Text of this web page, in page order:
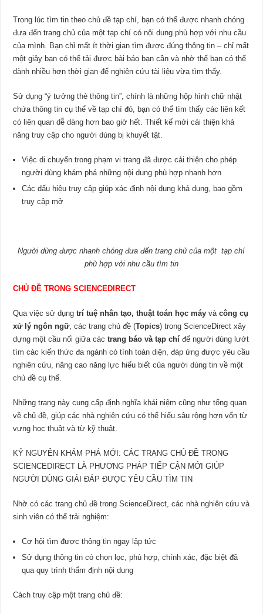
Trong lúc tìm tin theo chủ đề tạp chí, bạn có thể được nhanh chóng
đưa đến trang chủ của một tạp chí có nội dung phù hợp với nhu cầu
của mình. Bạn chỉ mất ít thời gian tìm được đúng thông tin – chỉ mất
một giây bạn có thể tải được bài báo bạn cần và nhờ thế bạn có thể
dành nhiều hơn thời gian để nghiên cứu tài liệu vừa tìm thấy.
Sử dụng “ý tưởng thẻ thông tin”, chính là những hộp hình chữ nhật
chứa thông tin cụ thể về tạp chí đó, bạn có thể tìm thấy các liên kết
có liên quan dễ dàng hơn bao giờ hết. Thiết kế mới cải thiện khả
năng truy cập cho người dùng bị khuyết tật.
Việc di chuyển trong phạm vi trang đã được cải thiện cho phép
người dùng khám phá những nội dung phù hợp nhanh hơn
Các dấu hiệu truy cập giúp xác định nội dung khả dụng, bao gồm
truy cập mở
Người dùng được nhanh chóng đưa đến trang chủ của một tạp chí
phù hợp với nhu cầu tìm tin
CHỦ ĐỀ TRONG SCIENCEDIRECT
Qua việc sử dụngtrí tuệ nhân tạo, thuật toán học máy vàcông cụ
xử lý ngôn ngữ, các trang chủ đề (Topics) trong ScienceDirect xây
dựng một cầu nối giữa cáctrang báo và tạp chí để người dùng lướt
tìm các kiến thức đa ngành có tính toàn diện, đáp ứng được yêu cầu
nghiên cứu, nâng cao năng lực hiểu biết của người dùng tin về một
chủ đề cụ thể.
Những trang này cung cấp định nghĩa khái niệm cũng như tổng quan
về chủ đề, giúp các nhà nghiên cứu có thể hiểu sâu rộng hơn vốn từ
vựng học thuật và từ kỹ thuật.
KỶ NGUYÊN KHÁM PHÁ MỚI: CÁC TRANG CHỦ ĐỀ TRONG
SCIENCEDIRECT LÀ PHƯƠNG PHÁP TIẾP CẬN MỚI GIÚP
NGƯỜI DÙNG GIẢI ĐÁP ĐƯỢC YÊU CẦU TÌM TIN
Nhờ có các trang chủ đề trong ScienceDirect, các nhà nghiên cứu và
sinh viên có thể trải nghiệm:
Cơ hội tìm được thông tin ngay lập tức
Sử dụng thông tin có chọn lọc, phù hợp, chính xác, đặc biệt đã
qua quy trình thẩm định nội dung
Cách truy cập một trang chủ đề: